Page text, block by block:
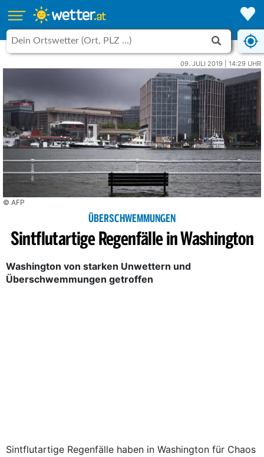
09. JULI 2019 | 14:29 UHR
© AFP
ÜBERSCHWEMMUNGEN
Sintflutartige Regenfälle in Washington
Washington von starken Unwettern und
Überschwemmungen getroffen
Sintflutartige Regenfälle haben in Washington für Chaos